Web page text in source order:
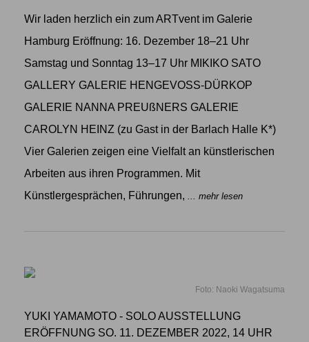
Wir laden herzlich ein zum ARTvent im Galerie
Hamburg Eröffnung: 16. Dezember 18–21 Uhr
Samstag und Sonntag 13–17 Uhr MIKIKO SATO
GALLERY GALERIE HENGEVOSS-DÜRKOP
GALERIE NANNA PREUßNERS GALERIE
CAROLYN HEINZ (zu Gast in der Barlach Halle K*)
Vier Galerien zeigen eine Vielfalt an künstlerischen
Arbeiten aus ihren Programmen. Mit
Künstlergesprächen, Führungen,
... mehr lesen
Foto: Naoki Wagatsuma
YUKI YAMAMOTO - SOLO AUSSTELLUNG
ERÖFFNUNG SO. 11. DEZEMBER 2022, 14 UHR